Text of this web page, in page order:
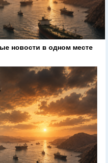
новости в одном месте